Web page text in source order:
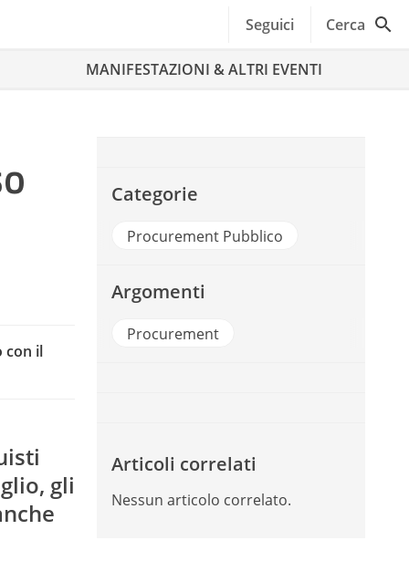
Seguici Cerca
MANIFESTAZIONI & ALTRI EVENTI
con il
gli
Categorie
Procurement Pubblico
Argomenti
Procurement
Articoli correlati
Nessun articolo correlato.